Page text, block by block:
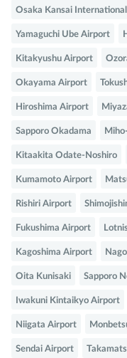
Osaka Kansai International
Yamaguchi Ube Airport
Kitakyushu Airport
Okayama Airport
Hiroshima Airport
Sapporo Okadama
Kitaakita Odate-Noshiro
Kumamoto Airport
Rishiri Airport
Fukushima Airport
Kagoshima Airport
Oita Kunisaki Sapporo
Iwakuni Kintaikyo Airport
Niigata Airport
Sendai Airport